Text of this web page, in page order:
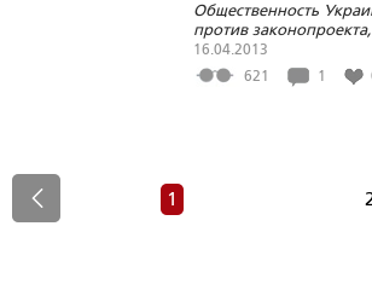
Общественность
против законопроекта,
поддерживающего
гомосексуализма
16.04.2013
621
1
1